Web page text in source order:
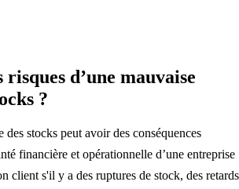
risques d’une mauvaise
?
stocks peut avoir des conséquences
financière et opérationnelle d’une entreprise
client s'il y a des ruptures de stock, des retards